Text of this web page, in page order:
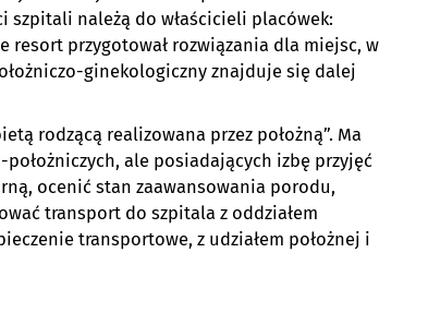
szpitali należą do właścicieli placówek:
resort przygotował rozwiązania dla miejsc, w
ginekologiczny znajduje się dalej
rodzącą realizowana przez położną”. Ma
ale posiadających izbę przyjęć
ocenić stan zaawansowania porodu,
transport do szpitala z oddziałem
transportowe, z udziałem położnej i